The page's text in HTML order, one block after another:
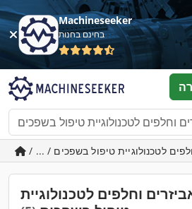
Machineseeker
בחינם בחנות
וחלפים לטכנולוגיית